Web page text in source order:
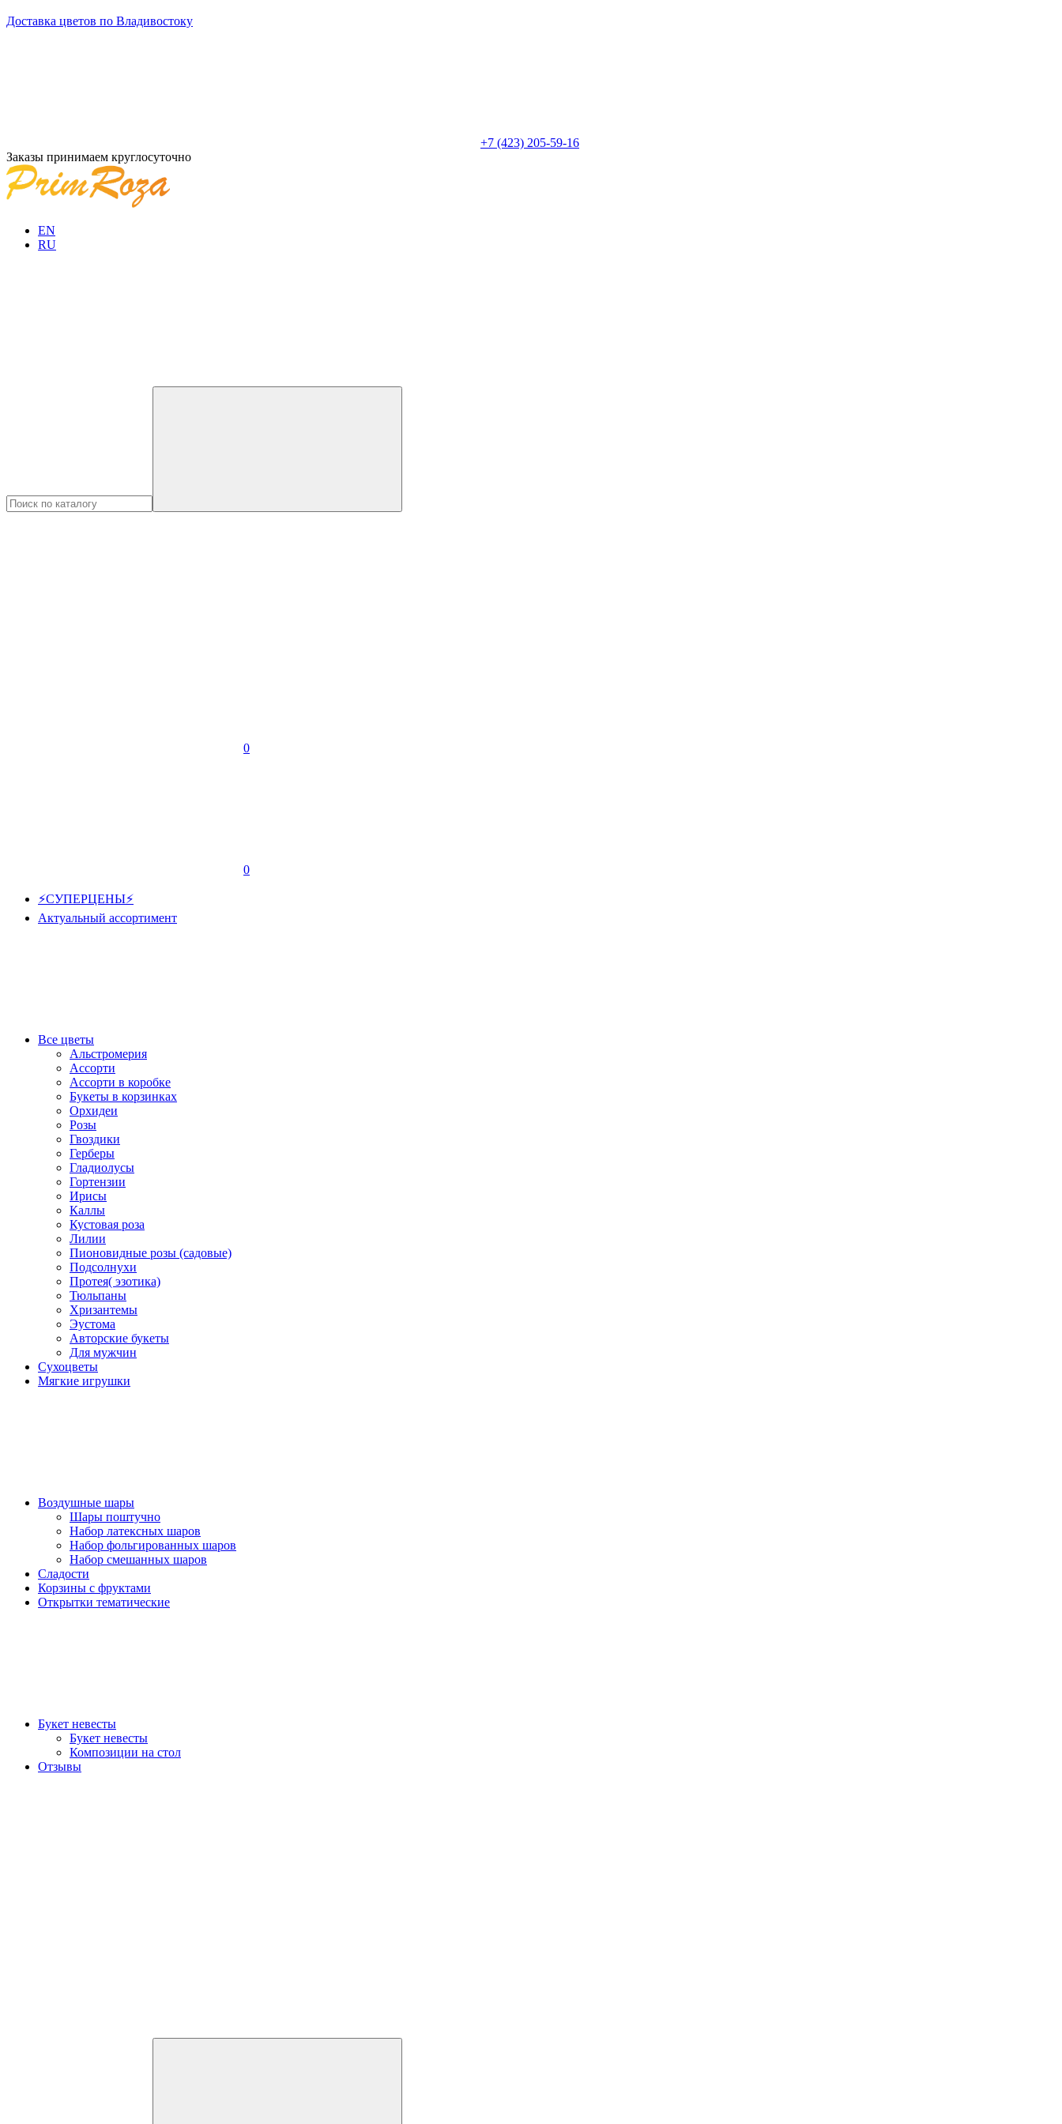
Доставка цветов по Владивостоку
+7 (423) 205-59-16
Заказы принимаем круглосуточно
EN
RU
0
0
⚡СУПЕРЦЕНЫ⚡
Актуальный ассортимент
Все цветы
Альстромерия
Ассорти
Ассорти в коробке
Букеты в корзинках
Орхидеи
Розы
Гвоздики
Герберы
Гладиолусы
Гортензии
Ирисы
Каллы
Кустовая роза
Лилии
Пионовидные розы (садовые)
Подсолнухи
Протея( эзотика)
Тюльпаны
Хризантемы
Эустома
Авторские букеты
Для мужчин
Сухоцветы
Мягкие игрушки
Воздушные шары
Шары поштучно
Набор латексных шаров
Набор фольгированных шаров
Набор смешанных шаров
Сладости
Корзины с фруктами
Открытки тематические
Букет невесты
Букет невесты
Композиции на стол
Отзывы